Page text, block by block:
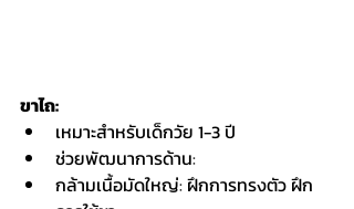
ขาไถ:
เหมาะสำหรับเด็กวัย 1-3 ปี
ช่วยพัฒนาการด้าน:
กล้ามเนื้อมัดใหญ่: ฝึกการทรงตัว ฝึก